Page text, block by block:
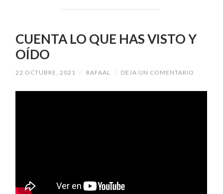
CUENTA LO QUE HAS VISTO Y
OÍDO
22 OCTUBRE, 2021 / RAFAAL / DEJA UN COMENTARIO